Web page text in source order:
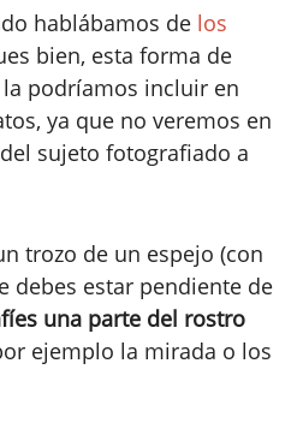
hablábamos de los
bien, esta forma de
podríamos incluir en
ya que no veremos en
sujeto fotografiado a
trozo de un espejo (con
debes estar pendiente de
una parte del rostro
ejemplo la mirada o los